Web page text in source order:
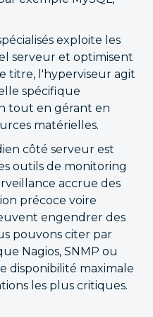
exploite les
serveur et optimisent
titre, l'hyperviseur agit
spécifique
tout en gérant en
matérielles.
côté serveur est
outils de monitoring
accrue des
précoce voire
engendrer des
pouvons citer par
Nagios, SNMP ou
disponibilité maximale
les plus critiques.